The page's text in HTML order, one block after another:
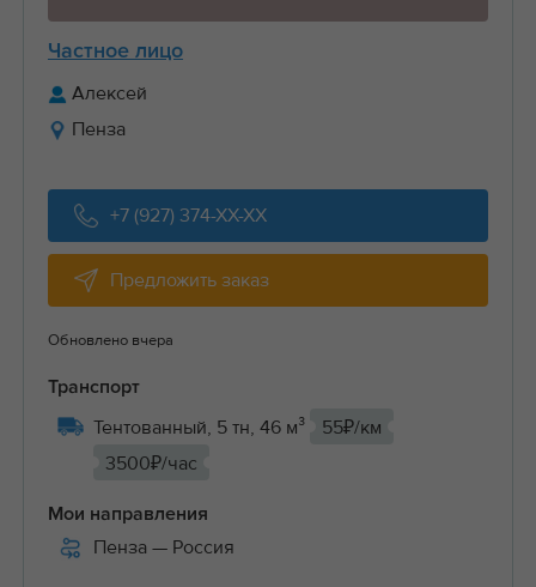
Частное лицо
Алексей
Пенза
+7 (927) 374-XX-XX
Предложить заказ
Обновлено вчера
Транспорт
Тентованный, 5 тн, 46 м³
55₽/км
3500₽/час
Мои направления
Пенза — Россия